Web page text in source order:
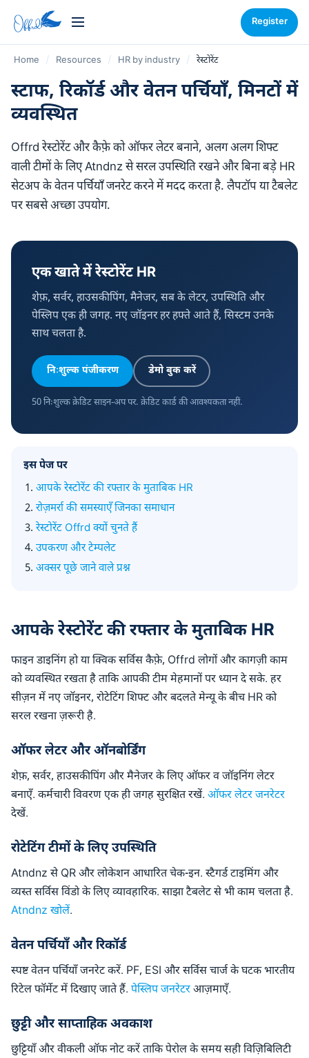
Register
Home / Resources / HR by industry / रेस्टोरेंट
स्टाफ, रिकॉर्ड और वेतन पर्चियाँ, मिनटों में
व्यवस्थित
Offrd रेस्टोरेंट और कैफ़े को ऑफर लेटर बनाने, अलग अलग शिफ्ट
वाली टीमों के लिए Atndnz से सरल उपस्थिति रखने और बिना बड़े HR
सेटअप के वेतन पर्चियाँ जनरेट करने में मदद करता है. लैपटॉप या टैबलेट
पर सबसे अच्छा उपयोग.
एक खाते में रेस्टोरेंट HR
शेफ़, सर्वर, हाउसकीपिंग, मैनेजर, सब के लेटर, उपस्थिति और
पेस्लिप एक ही जगह. नए जॉइनर हर हफ्ते आते हैं, सिस्टम उनके
साथ चलता है.
निःशुल्क पंजीकरण डेमो बुक करें
50 निःशुल्क क्रेडिट साइन-अप पर. क्रेडिट कार्ड की आवश्यकता नहीं.
इस पेज पर
आपके रेस्टोरेंट की रफ्तार के मुताबिक HR
रोज़मर्रा की समस्याएँ जिनका समाधान
रेस्टोरेंट Offrd क्यों चुनते हैं
उपकरण और टेम्पलेट
अक्सर पूछे जाने वाले प्रश्न
आपके रेस्टोरेंट की रफ्तार के मुताबिक HR
फाइन डाइनिंग हो या क्विक सर्विस कैफ़े, Offrd लोगों और कागज़ी काम
को व्यवस्थित रखता है ताकि आपकी टीम मेहमानों पर ध्यान दे सके. हर
सीज़न में नए जॉइनर, रोटेटिंग शिफ्ट और बदलते मेन्यू के बीच HR को
सरल रखना ज़रूरी है.
ऑफर लेटर और ऑनबोर्डिंग
शेफ़, सर्वर, हाउसकीपिंग और मैनेजर के लिए ऑफर व जॉइनिंग लेटर
बनाएँ. कर्मचारी विवरण एक ही जगह सुरक्षित रखें. ऑफर लेटर जनरेटर
देखें.
रोटेटिंग टीमों के लिए उपस्थिति
Atndnz से QR और लोकेशन आधारित चेक-इन. स्टैगर्ड टाइमिंग और
व्यस्त सर्विस विंडो के लिए व्यावहारिक. साझा टैबलेट से भी काम चलता है.
Atndnz खोलें.
वेतन पर्चियाँ और रिकॉर्ड
स्पष्ट वेतन पर्चियाँ जनरेट करें. PF, ESI और सर्विस चार्ज के घटक भारतीय
रिटेल फॉर्मेट में दिखाए जाते हैं. पेस्लिप जनरेटरआज़माएँ.
छुट्टी और साप्ताहिक अवकाश
छुट्टियाँ और वीकली ऑफ नोट करें ताकि पेरोल के समय सही विज़िबिलिटी